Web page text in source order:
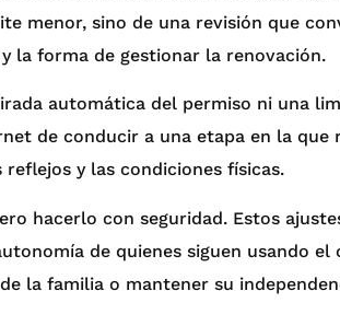
menor, sino de una revisión que
la forma de gestionar la renovación.
automática del permiso ni una
de conducir a una etapa en la que
y las condiciones físicas.
hacerlo con seguridad. Estos
de quienes siguen usando el
la familia o mantener su